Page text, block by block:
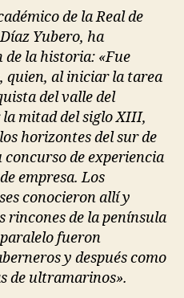
de la Real de
Yubero, ha
de la historia: «Fue
quien, al iniciar la tarea
del valle del
mitad del siglo XIII,
horizontes del sur de
de experiencia
empresa. Los
conocieron allí y
rincones de la península
fueron
y después como
de ultramarinos».